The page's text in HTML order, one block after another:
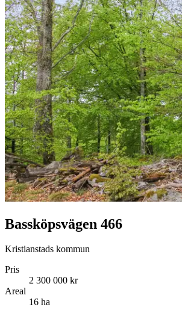
Bassköpsvägen 466
Kristianstads kommun
Pris
2 300 000 kr
Areal
16 ha